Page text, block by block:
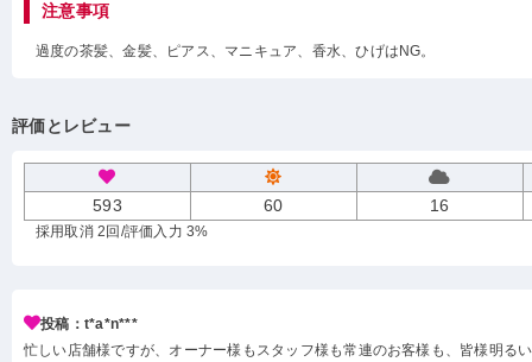
注意事項
過度の茶髪、金髪、ピアス、マニキュア、香水、ひげはNG。
評価とレビュー
593 60 16
採用取消 2回 /評価入力 3%
投稿：t*a*n***
忙しい店舗様ですが、オーナー様もスタッフ様も常連のお客様も、皆様明る